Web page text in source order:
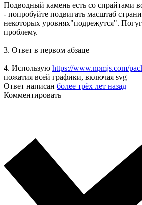
Подводный камень есть со спрайтами
- попробуйте подвигать масштаб
некоторых уровнях"подрежутся".
проблему.
3. Ответ в первом абзаце
4. Использую https://www.npmjs.com/
пожатия всей графики, включая svg
Ответ написан более трёх лет назад
Комментировать